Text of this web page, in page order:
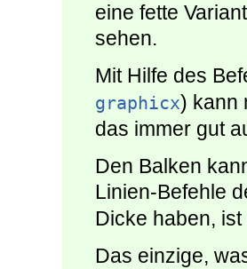
eine fette
sehen.
Mit Hilfe des
graphicx) kann
das immer gut
Den Balken
Linien-Befehle
Dicke haben,
Das einzige,